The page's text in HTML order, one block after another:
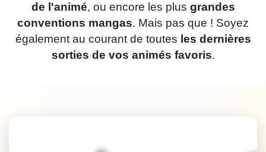
de l'animé, ou encore les plus grandes
conventions mangas. Mais pas que ! Soyez
également au courant de toutes les dernières
sorties de vos animés favoris.